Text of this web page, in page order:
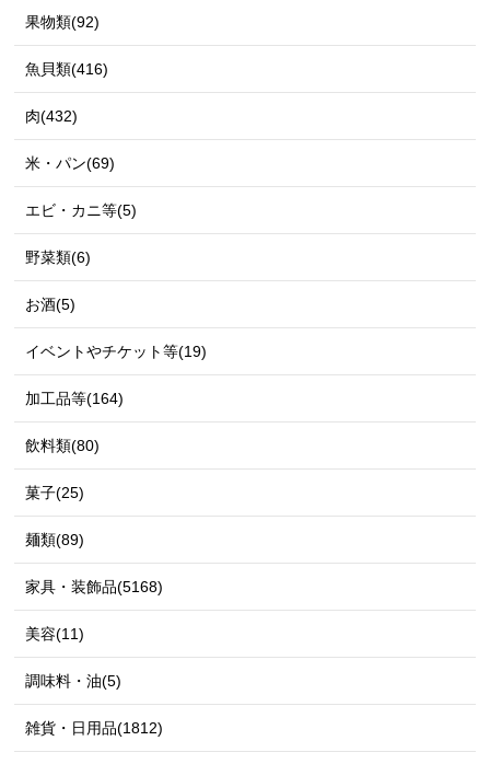
果物類(92)
魚貝類(416)
肉(432)
米・パン(69)
エビ・カニ等(5)
野菜類(6)
お酒(5)
イベントやチケット等(19)
加工品等(164)
飲料類(80)
菓子(25)
麺類(89)
家具・装飾品(5168)
美容(11)
調味料・油(5)
雑貨・日用品(1812)